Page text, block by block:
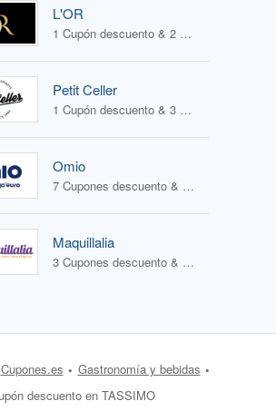
L'OR
1 Cupón descuento & 2 Ofertas
Petit Celler
1 Cupón descuento & 3 Ofertas
Omio
7 Cupones descuento & 0 Ofertas
Maquillalia
3 Cupones descuento & 2 Ofertas
Cupones.es
Gastronomía y bebidas
descuento en TASSIMO